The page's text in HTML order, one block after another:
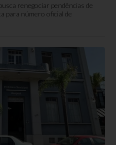
renegociar pendências de
para número oficial de